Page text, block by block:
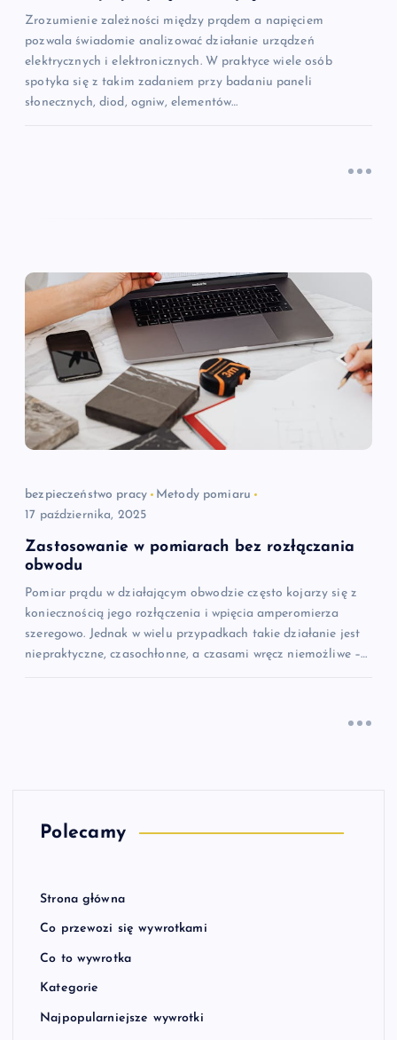
u
Zrozumienie zależności między prądem a napięciem
pozwala świadomie analizować działanie urządzeń
elektrycznych i elektronicznych. W praktyce wiele osób
spotyka się z takim zadaniem przy badaniu paneli
słonecznych, diod, ogniw, elementów…
bezpieczeństwo pracy
Metody pomiaru
17 października, 2025
Zastosowanie w pomiarach bez rozłączania
obwodu
Pomiar prądu w działającym obwodzie często kojarzy się z
koniecznością jego rozłączenia i wpięcia amperomierza
szeregowo. Jednak w wielu przypadkach takie działanie jest
niepraktyczne, czasochłonne, a czasami wręcz niemożliwe –…
Polecamy
Strona główna
Co przewozi się wywrotkami
Co to wywrotka
Kategorie
Najpopularniejsze wywrotki